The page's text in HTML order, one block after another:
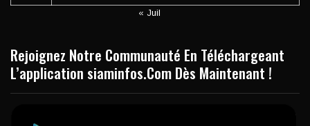
« Juil
Rejoignez Notre Communauté En Téléchargeant
L’application siaminfos.Com Dès Maintenant !